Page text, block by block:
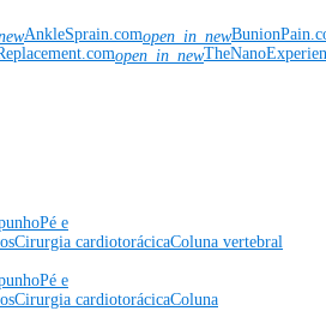
AnkleSprain.comopen_in_new
open_in_new
Pé e
Cirurgia cardiotorácicaColuna vertebral
Pé e
Cirurgia cardiotorácicaColuna